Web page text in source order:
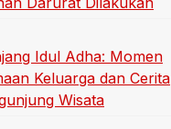
Idul Adha: Momen
Keluarga dan Cerita
Wisata